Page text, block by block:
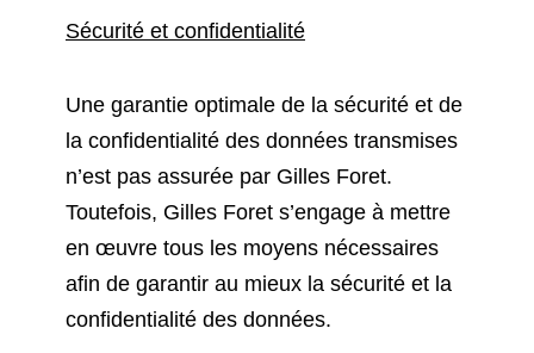
Sécurité et confidentialité
Une garantie optimale de la sécurité et de
la confidentialité des données transmises
n’est pas assurée par Gilles Foret.
Toutefois, Gilles Foret s’engage à mettre
en œuvre tous les moyens nécessaires
afin de garantir au mieux la sécurité et la
confidentialité des données.